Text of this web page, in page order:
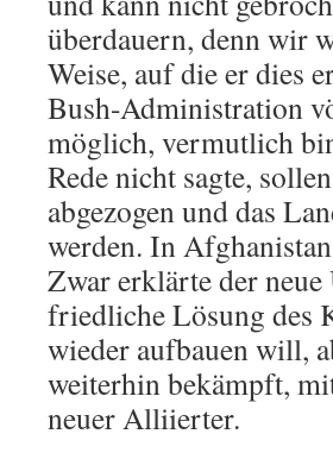
überdauern, denn wir
Weise, auf die er dies
Bush-Administration
möglich, vermutlich
Rede nicht sagte,
abgezogen und das
werden. In
Zwar erklärte der
friedliche Lösung des
wieder aufbauen will,
weiterhin bekämpft,
neuer Alliierter.